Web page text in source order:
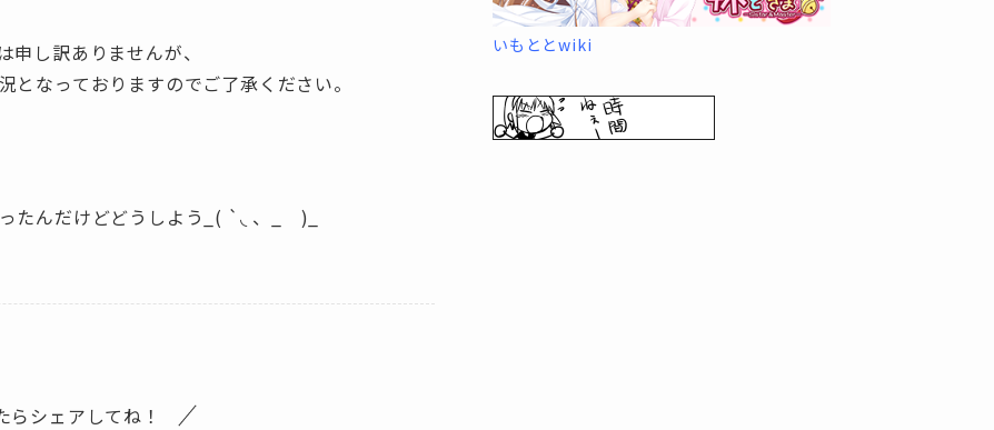
申し訳ありませんが、
なっておりますのでご了承ください。
たんだけどどうしよう_( `◟ 、_ )_
らシェアしてね！
いもととwiki